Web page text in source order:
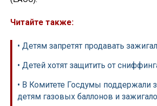
Читайте также:
• Детям запретят продавать
• Детей хотят защитить от
• В Комитете Госдумы поддержали
детям газовых баллонов и